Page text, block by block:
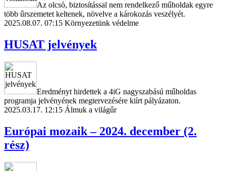
Az olcsó, biztosítással nem rendelkező műholdak egyre
több űrszemetet keltenek, növelve a károkozás veszélyét.
2025.08.07. 07:15 Környezetünk védelme
HUSAT jelvények
Eredményt hirdettek a 4iG nagyszabású műholdas
programja jelvényének megtervezésére kiírt pályázaton.
2025.03.17. 12:15 Álmuk a világűr
Európai mozaik – 2024. december (2.
rész)